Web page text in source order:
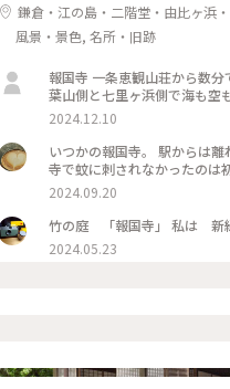
鎌倉・江の島・二階堂・由比ヶ浜
風景・景色, 名所・旧跡
報国寺 一条恵観山荘から数分で行けるので寄ってみました こちらはちようど見頃でした！ そして夕暮れの由比ヶ浜
葉山側と七里ヶ浜側で海も空
2024.12.10
いつかの報国寺。 駅からは
2024.09.20
2024.05.23